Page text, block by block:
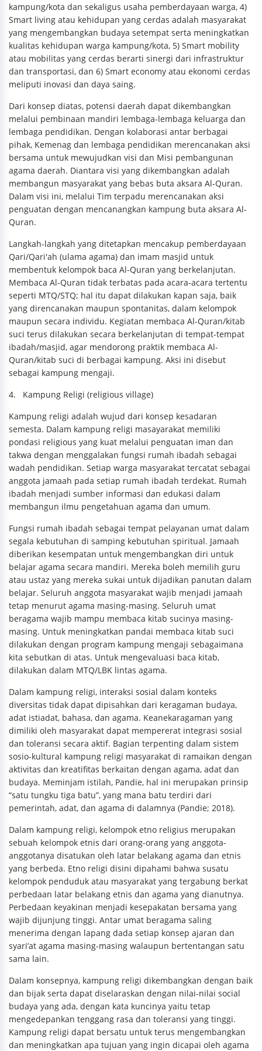
kampung/kota dan sekaligus usaha pemberdayaan warga, 4)
Smart living atau kehidupan yang cerdas adalah masyarakat
yang mengembangkan budaya setempat serta meningkatkan
kualitas kehidupan warga kampung/kota, 5) Smart mobility
atau mobilitas yang cerdas berarti sinergi dari infrastruktur
dan transportasi, dan 6) Smart economy atau ekonomi cerdas
meliputi inovasi dan daya saing.
Dari konsep diatas, potensi daerah dapat dikembangkan
melalui pembinaan mandiri lembaga-lembaga keluarga dan
lembaga pendidikan. Dengan kolaborasi antar berbagai
pihak, Kemenag dan lembaga pendidikan merencanakan aksi
bersama untuk mewujudkan visi dan Misi pembangunan
agama daerah. Diantara visi yang dikembangkan adalah
membangun masyarakat yang bebas buta aksara Al-Quran.
Dalam visi ini, melalui Tim terpadu merencanakan aksi
penguatan dengan mencanangkan kampung buta aksara Al-
Quran.
Langkah-langkah yang ditetapkan mencakup pemberdayaan
Qari/Qari'ah (ulama agama) dan imam masjid untuk
membentuk kelompok baca Al-Quran yang berkelanjutan.
Membaca Al-Quran tidak terbatas pada acara-acara tertentu
seperti MTQ/STQ; hal itu dapat dilakukan kapan saja, baik
yang direncanakan maupun spontanitas, dalam kelompok
maupun secara individu. Kegiatan membaca Al-Quran/kitab
suci terus dilakukan secara berkelanjutan di tempat-tempat
ibadah/masjid, agar mendorong praktik membaca Al-
Quran/kitab suci di berbagai kampung. Aksi ini disebut
sebagai kampung mengaji.
4. Kampung Religi (religious village)
Kampung religi adalah wujud dari konsep kesadaran
semesta. Dalam kampung religi masayarakat memiliki
pondasi religious yang kuat melalui penguatan iman dan
takwa dengan menggalakan fungsi rumah ibadah sebagai
wadah pendidikan. Setiap warga masyarakat tercatat sebagai
anggota jamaah pada setiap rumah ibadah terdekat. Rumah
ibadah menjadi sumber informasi dan edukasi dalam
membangun ilmu pengetahuan agama dan umum.
Fungsi rumah ibadah sebagai tempat pelayanan umat dalam
segala kebutuhan di samping kebutuhan spiritual. Jamaah
diberikan kesempatan untuk mengembangkan diri untuk
belajar agama secara mandiri. Mereka boleh memilih guru
atau ustaz yang mereka sukai untuk dijadikan panutan dalam
belajar. Seluruh anggota masyarakat wajib menjadi jamaah
tetap menurut agama masing-masing. Seluruh umat
beragama wajib mampu membaca kitab sucinya masing-
masing. Untuk meningkatkan pandai membaca kitab suci
dilakukan dengan program kampung mengaji sebagaimana
kita sebutkan di atas. Untuk mengevaluasi baca kitab,
dilakukan dalam MTQ/LBK lintas agama.
Dalam kampung religi, interaksi sosial dalam konteks
diversitas tidak dapat dipisahkan dari keragaman budaya,
adat istiadat, bahasa, dan agama. Keanekaragaman yang
dimiliki oleh masyarakat dapat mempererat integrasi sosial
dan toleransi secara aktif. Bagian terpenting dalam sistem
sosio-kultural kampung religi masyarakat di ramaikan dengan
aktivitas dan kreatifitas berkaitan dengan agama, adat dan
budaya. Meminjam istilah, Pandie, hal ini merupakan prinsip
“satu tungku tiga batu”, yang mana batu terdiri dari
pemerintah, adat, dan agama di dalamnya (Pandie; 2018).
Dalam kampung religi, kelompok etno religius merupakan
sebuah kelompok etnis dari orang-orang yang anggota-
anggotanya disatukan oleh latar belakang agama dan etnis
yang berbeda. Etno religi disini dipahami bahwa susatu
kelompok penduduk atau masyarakat yang tergabung berkat
perbedaan latar belakang etnis dan agama yang dianutnya.
Perbedaan keyakinan menjadi kesepakatan bersama yang
wajib dijunjung tinggi. Antar umat beragama saling
menerima dengan lapang dada setiap konsep ajaran dan
syari’at agama masing-masing walaupun bertentangan satu
sama lain.
Dalam konsepnya, kampung religi dikembangkan dengan baik
dan bijak serta dapat diselaraskan dengan nilai-nilai social
budaya yang ada, dengan kata kuncinya yaitu tetap
mengedepankan tenggang rasa dan toleransi yang tinggi.
Kampung religi dapat bersatu untuk terus mengembangkan
dan meningkatkan apa tujuan yang ingin dicapai oleh agama